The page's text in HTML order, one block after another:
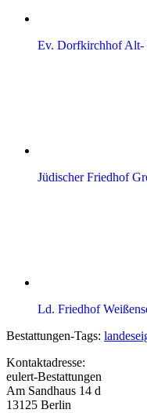
Ev. Dorfkirchhof Alt-
Jüdischer Friedhof
Ld. Friedhof
Bestattungen-Tags:
Kontaktadresse:
eulert-Bestattungen
Am Sandhaus 14 d
13125 Berlin